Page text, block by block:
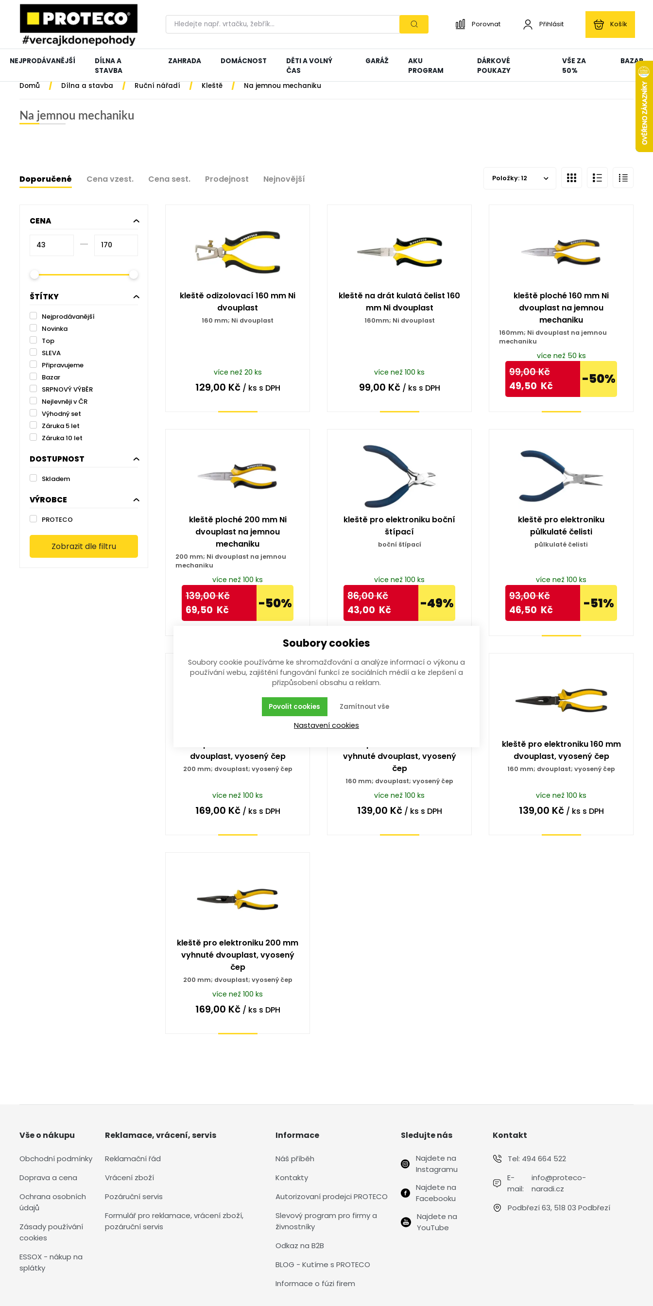
Porovnat Přihlásit Košík
NEJPRODÁVANĚJŠÍ
DÍLNA A
STAVBA
ZAHRADA DOMÁCNOST
DĚTI A VOLNÝ
ČAS
GARÁŽ
AKU
PROGRAM
DÁRKOVÉ
POUKAZY
VŠE ZA
50%
BAZAR
Domů / Dílna a stavba / Ruční nářadí / Kleště / Na jemnou mechaniku
Na jemnou mechaniku
Doporučené Cena vzest. Cena sest. Prodejnost Nejnovější Položky: 12
CENA
–⁠
ŠTÍTKY
Nejprodávanější
Novinka
Top
SLEVA
Připravujeme
Bazar
SRPNOVÝ VÝBĚR
Nejlevněji v ČR
Výhodný set
Záruka 5 let
Záruka 10 let
DOSTUPNOST
Skladem
VÝROBCE
PROTECO
Zobrazit dle filtru
kleště odizolovací 160 mm Ni
dvouplast
160 mm; Ni dvouplast
více než 20 ks
129,00 Kč/ ks s DPH
kleště na drát kulatá čelist 160
mm Ni dvouplast
160mm; Ni dvouplast
více než 100 ks
99,00 Kč/ ks s DPH
kleště ploché 160 mm Ni
dvouplast na jemnou
mechaniku
160mm; Ni dvouplast na jemnou
mechaniku
více než 50 ks
99,00Kč
49,50 Kč -50%
kleště ploché 200 mm Ni
dvouplast na jemnou
mechaniku
200 mm; Ni dvouplast na jemnou
mechaniku
více než 100 ks
139,00Kč
69,50 Kč -50%
kleště pro elektroniku boční
štípací
boční štípací
více než 100 ks
86,00Kč
43,00 Kč -49%
kleště pro elektroniku
půlkulaté čelisti
půlkulaté čelisti
více než 100 ks
93,00Kč
46,50 Kč -51%
dvouplast, vyosený čep
200 mm; dvouplast; vyosený čep
více než 100 ks
169,00 Kč/ ks s DPH
vyhnuté dvouplast, vyosený
čep
160 mm; dvouplast; vyosený čep
více než 100 ks
139,00 Kč/ ks s DPH
kleště pro elektroniku 160 mm
dvouplast, vyosený čep
160 mm; dvouplast; vyosený čep
více než 100 ks
139,00 Kč/ ks s DPH
kleště pro elektroniku 200 mm
vyhnuté dvouplast, vyosený
čep
200 mm; dvouplast; vyosený čep
více než 100 ks
169,00 Kč/ ks s DPH
Vše o nákupu
Obchodní podmínky
Doprava a cena
Ochrana osobních
údajů
Zásady používání
cookies
ESSOX - nákup na
splátky
Reklamace, vrácení, servis
Reklamační řád
Vrácení zboží
Pozáruční servis
Formulář pro reklamace, vrácení zboží,
pozáruční servis
Informace
Náš příběh
Kontakty
Autorizovaní prodejci PROTECO
Slevový program pro firmy a
živnostníky
Odkaz na B2B
BLOG - Kutíme s PROTECO
Informace o fúzi firem
Sledujte nás
Najdete na
Instagramu
Najdete na
Facebooku
Najdete na
YouTube
Kontakt
Tel: 494 664 522
E-
mail:
info@proteco-
naradi.cz
Podbřezí 63, 518 03 Podbřezí
Soubory cookies
Soubory cookie používáme ke shromažďování a analýze informací o výkonu a
používání webu, zajištění fungování funkcí ze sociálních médií a ke zlepšení a
přizpůsobení obsahu a reklam.
Zamítnout vše
Povolit cookies
Nastavení cookies